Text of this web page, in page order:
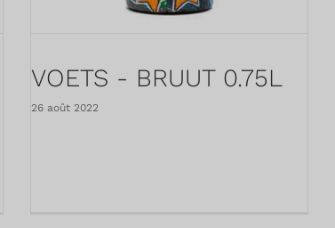
VOETS - BRUUT 0.75L
26 août 2022